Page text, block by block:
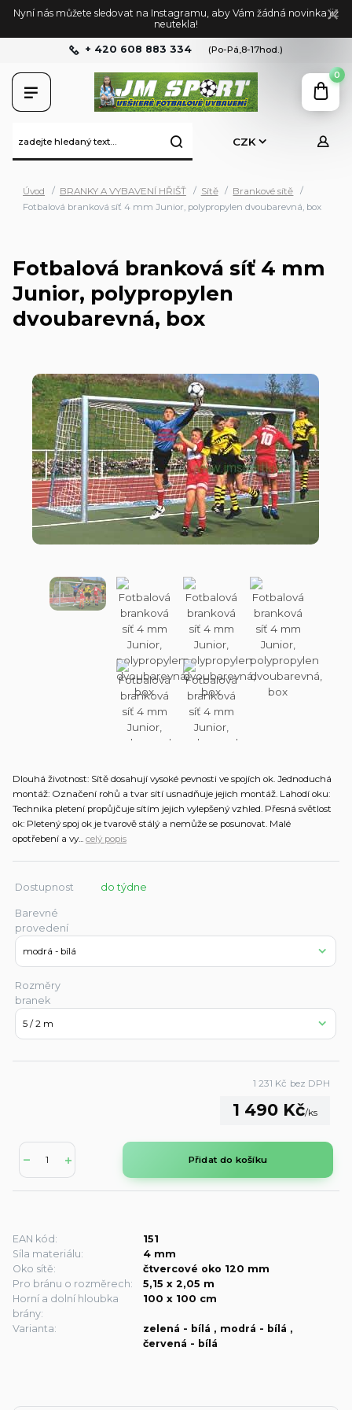
Nyní nás můžete sledovat na Instagramu, aby Vám žádná novinka již
neutekla!
CZK
+ 420 608 883 334 (Po-Pá,8-17hod.)
0
Úvod BRANKY A VYBAVENÍ HŘIŠŤ Sítě
Brankové sítě
Fotbalová branková síť 4 mm Junior, polypropylen dvoubarevná, box
Fotbalová branková síť 4 mm
Junior, polypropylen
dvoubarevná, box
Dlouhá životnost: Sítě dosahují vysoké pevnosti ve spojích ok. Jednoduchá
montáž: Označení rohů a tvar sítí usnadňuje jejich montáž. Lahodí oku:
Technika pletení propůjčuje sítím jejich vylepšený vzhled. Přesná světlost
ok: Pletený spoj ok je tvarově stálý a nemůže se posunovat. Malé
opotřebení a vy... celý popis
Dostupnost do týdne
Barevné
provedení
Rozměry
branek
1 490 Kč/ks
1 231 Kč bez DPH
Přidat do košíku
EAN kód:
151
Síla materiálu:
4 mm
Oko sítě:
čtvercové oko 120 mm
Pro bránu o rozměrech:
5,15 x 2,05 m
Horní a dolní hloubka
brány:
100 x 100 cm
Varianta:
zelená - bílá , modrá - bílá ,
červená - bílá